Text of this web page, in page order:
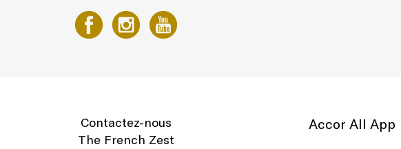
Contactez-nous
The French Zest
Accor All App